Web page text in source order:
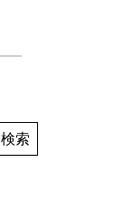
検索